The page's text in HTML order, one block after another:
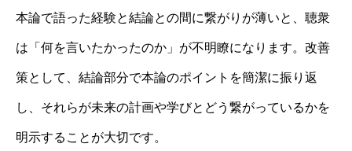
本論で語った経験と結論との間に繋がりが薄いと、聴衆
は「何を言いたかったのか」が不明瞭になります。改善
策として、結論部分で本論のポイントを簡潔に振り返
し、それらが未来の計画や学びとどう繋がっているかを
明示することが大切です。